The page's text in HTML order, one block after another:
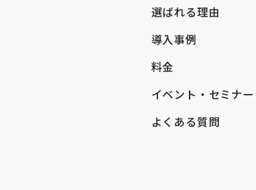
選ばれる理由
導入事例
料金
イベント・セミナー
よくある質問